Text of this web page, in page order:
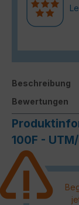
Beschreibung
Bewertungen
100F -